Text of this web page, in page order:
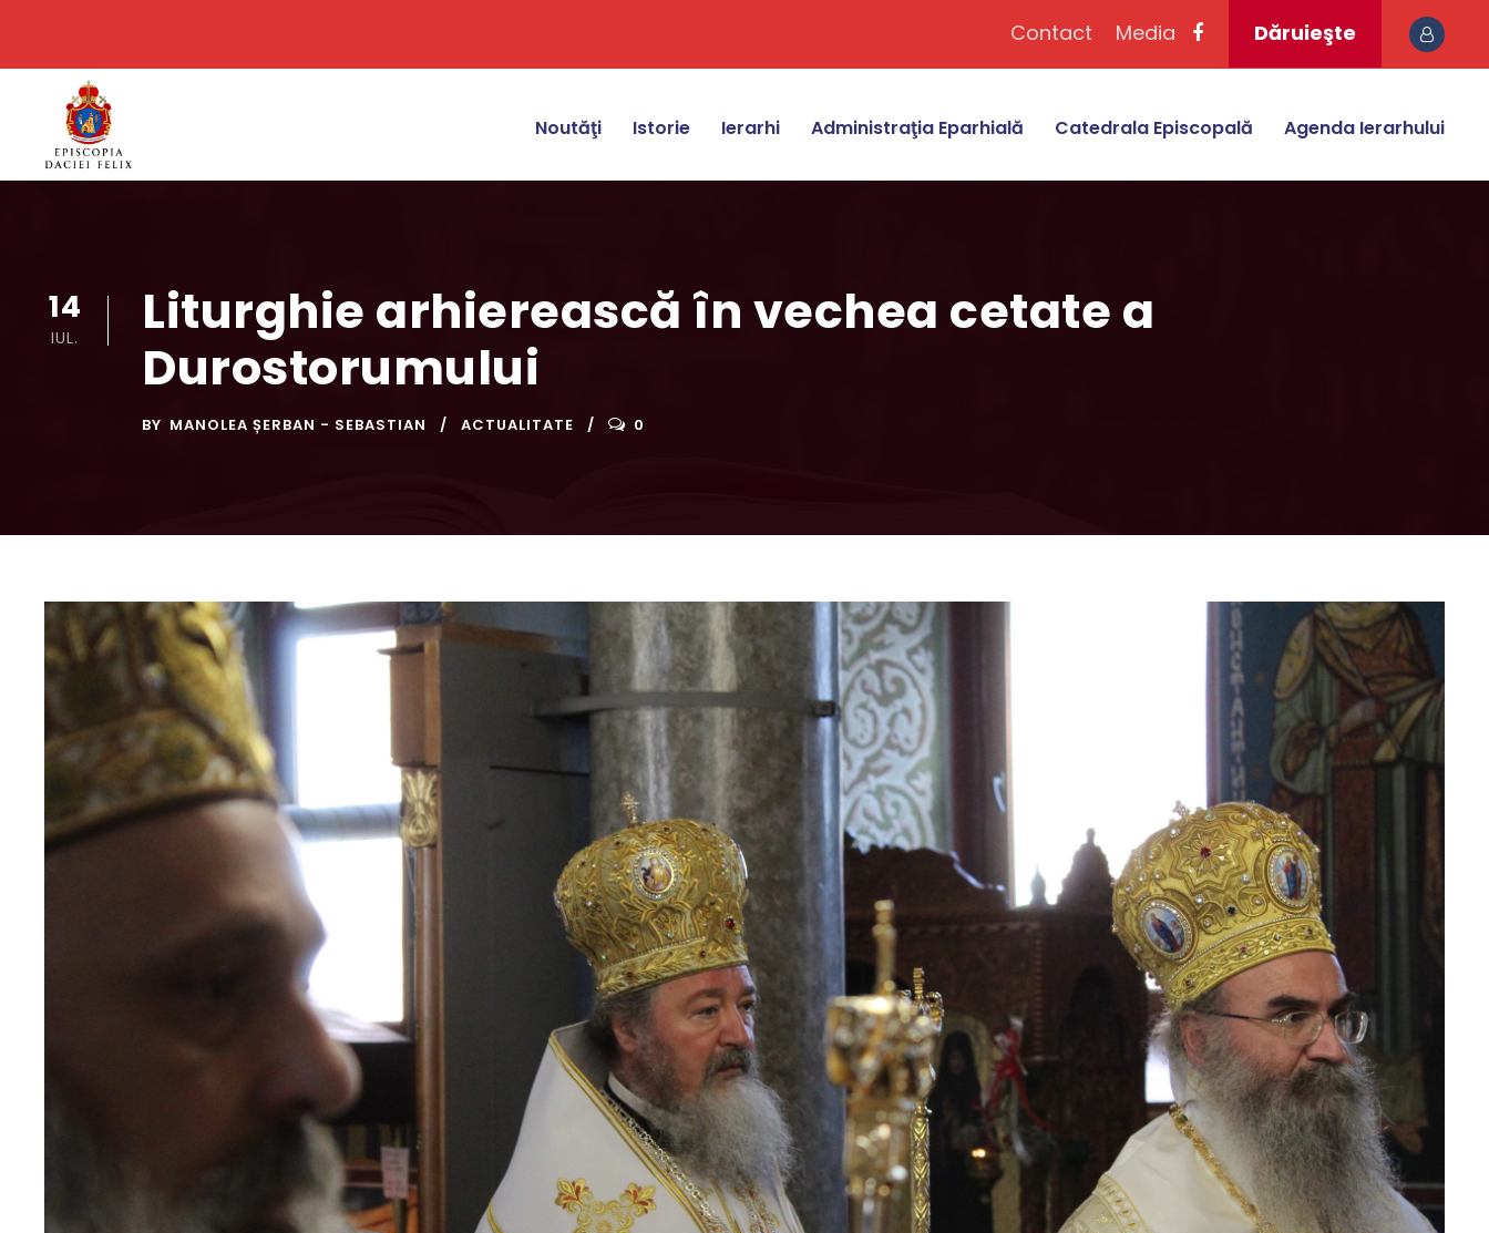
Contact Media Dăruieşte
Noutăţi Istorie Ierarhi Administraţia Eparhială Catedrala Episcopală Agenda Ierarhului
14
IUL.
Liturghie arhierească în vechea cetate a
Durostorumului
BY MANOLEA ȘERBAN - SEBASTIAN ACTUALITATE 0